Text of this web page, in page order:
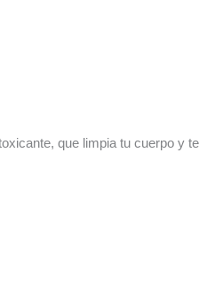
que limpia tu cuerpo y te